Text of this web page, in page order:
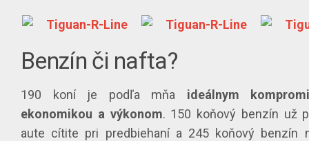
Benzín či nafta?
190 koní je podľa mňa ideálnym
ekonomikou a výkonom. 150 koňový benzín už
aute cítite pri predbiehaní a 245 koňový benzín